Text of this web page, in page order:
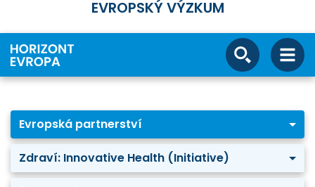
EVROPSKÝ VÝZKUM
Evropská partnerství
Zdraví: Innovative Health (Initiative)